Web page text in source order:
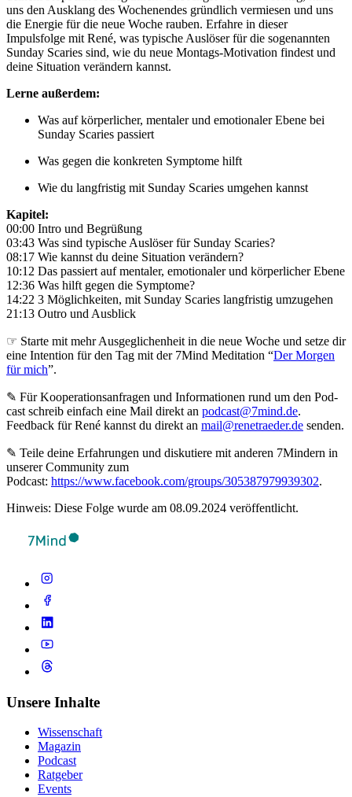
uns den Ausklang des Wochenendes gründlich vermiesen und uns
die Energie für die neue Woche rauben. Erfahre in dieser
Impulsfolge mit René, was typische Auslöser für die sogenannten
Sunday Scaries sind, wie du neue Montags-Motivation findest und
deine Situation verändern kannst.
Lerne außerdem:
Was auf körperlicher, mentaler und emotionaler Ebene bei
Sunday Scaries passiert
Was gegen die konkreten Symptome hilft
Wie du langfristig mit Sunday Scaries umgehen kannst
Kapitel:
00:00 Intro und Begrüßung
03:43 Was sind typische Auslöser für Sunday Scaries?
08:17 Wie kannst du deine Situation verändern?
10:12 Das passiert auf mentaler, emotionaler und körperlicher Ebene
12:36 Was hilft gegen die Symptome?
14:22 3 Möglichkeiten, mit Sunday Scaries langfristig umzugehen
21:13 Outro und Ausblick
☞ Starte mit mehr Ausgeglichenheit in die neue Woche und setze dir
eine Intention für den Tag mit der 7Mind Meditation “Der Morgen
für mich”.
✎ Für Koope­ra­ti­ons­an­fra­gen und Infor­ma­tio­nen rund um den Pod­
cast schreib ein­fach eine Mail direkt an podcast@7mind.de.
Feedback für René kannst du direkt an mail@renetraeder.de senden.
✎ Teile deine Erfahrungen und diskutiere mit anderen 7Mindern in
unserer Community zum
Podcast: https://www.facebook.com/groups/305387979939302.
Hinweis: Diese Folge wurde am 08.09.2024 veröffentlicht.
Unsere Inhalte
Wissenschaft
Magazin
Podcast
Ratgeber
Events